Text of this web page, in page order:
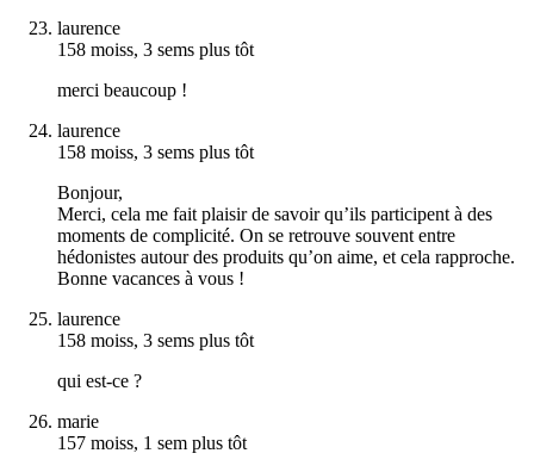
laurence
158 moiss, 3 sems plus tôt
merci beaucoup !
laurence
158 moiss, 3 sems plus tôt
Bonjour,
Merci, cela me fait plaisir de savoir qu’ils participent à des
moments de complicité. On se retrouve souvent entre
hédonistes autour des produits qu’on aime, et cela rapproche.
Bonne vacances à vous !
laurence
158 moiss, 3 sems plus tôt
qui est-ce ?
marie
157 moiss, 1 sem plus tôt